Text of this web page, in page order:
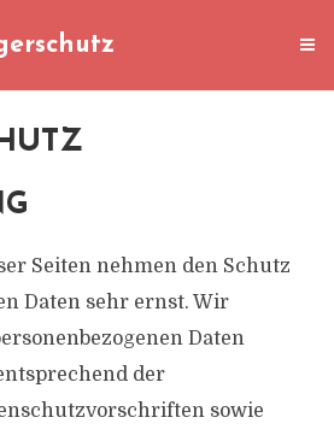
Seiten nehmen den Schutz
Daten sehr ernst. Wir
Daten
der
sowie